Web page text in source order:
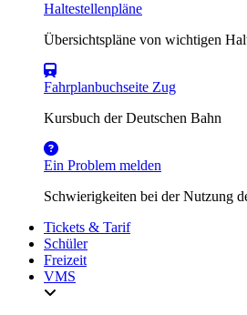
Haltestellenpläne
Übersichtspläne von wichtigen
Fahrplanbuchseite Zug
Kursbuch der Deutschen Bahn
Ein Problem melden
Schwierigkeiten bei der Nutzung
Tickets & Tarif
Schüler
Freizeit
VMS